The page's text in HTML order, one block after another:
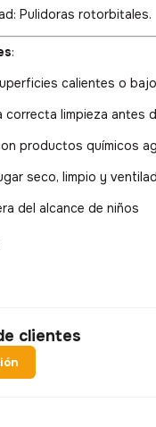
Pulidoras rotorbitales.
:
calientes o
correcta limpieza antes
productos químicos
seco, limpio y
del alcance de niños
clientes